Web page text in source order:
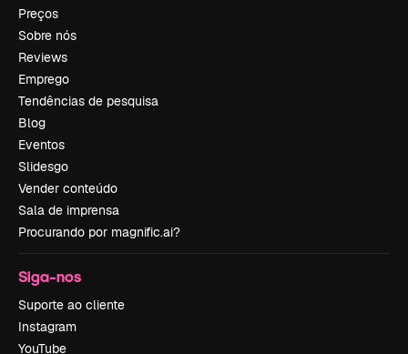
Preços
Sobre nós
Reviews
Emprego
Tendências de pesquisa
Blog
Eventos
Slidesgo
Vender conteúdo
Sala de imprensa
Procurando por magnific.ai?
Siga-nos
Suporte ao cliente
Instagram
YouTube